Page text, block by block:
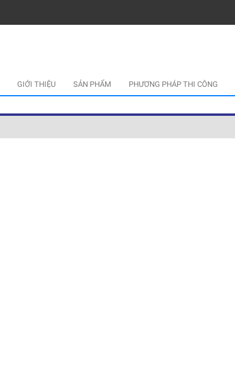
GIỚI THIỆU SẢN PHẨM PHƯƠNG PHÁP THI CÔNG